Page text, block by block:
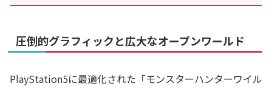
圧倒的グラフィックと広大なオープンワールド
PlayStation5に最適化された「モンスターハンターワイル